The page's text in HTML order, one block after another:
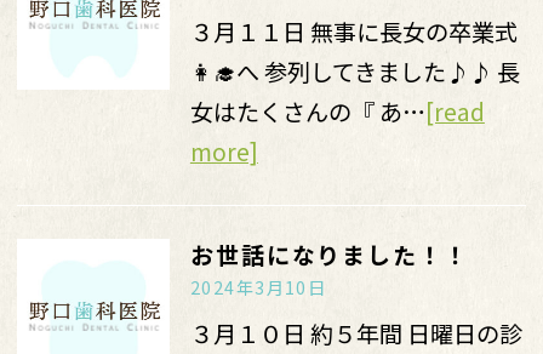
３月１１日 無事に長女の卒業式
👩‍🎓へ 参列してきました♪♪ 長
女はたくさんの『 あ…[read
more]
お世話になりました！！
2024年3月10日
３月１０日 約５年間 日曜日の診